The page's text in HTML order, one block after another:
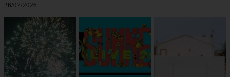
26/07/2026